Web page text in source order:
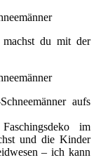
du mit der
aufs
im
und die Kinder
– ich kann